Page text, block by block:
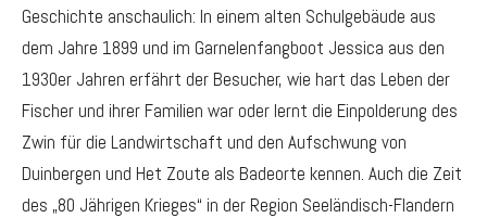
Geschichte anschaulich: In einem alten Schulgebäude aus
dem Jahre 1899 und im Garnelenfangboot Jessica aus den
1930er Jahren erfährt der Besucher, wie hart das Leben der
Fischer und ihrer Familien war oder lernt die Einpolderung des
Zwin für die Landwirtschaft und den Aufschwung von
Duinbergen und Het Zoute als Badeorte kennen. Auch die Zeit
des „80 Jährigen Krieges“ in der Region Seeländisch-Flandern